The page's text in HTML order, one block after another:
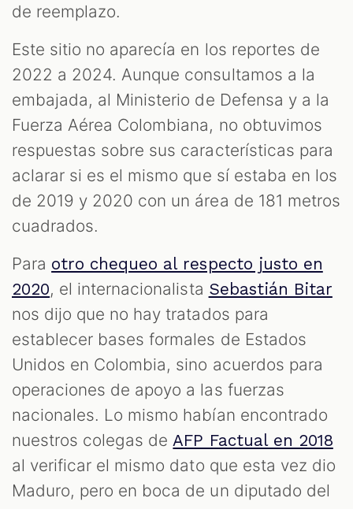
de reemplazo.
Este sitio no aparecía en los reportes de
2022 a 2024. Aunque consultamos a la
embajada, al Ministerio de Defensa y a la
Fuerza Aérea Colombiana, no obtuvimos
respuestas sobre sus características para
aclarar si es el mismo que sí estaba en los
de 2019 y 2020 con un área de 181 metros
cuadrados.
Para otro chequeo al respecto justo en
2020, el internacionalista Sebastián Bitar
nos dijo que no hay tratados para
establecer bases formales de Estados
Unidos en Colombia, sino acuerdos para
operaciones de apoyo a las fuerzas
nacionales. Lo mismo habían encontrado
nuestros colegas de AFP Factual en 2018
al verificar el mismo dato que esta vez dio
Maduro, pero en boca de un diputado del